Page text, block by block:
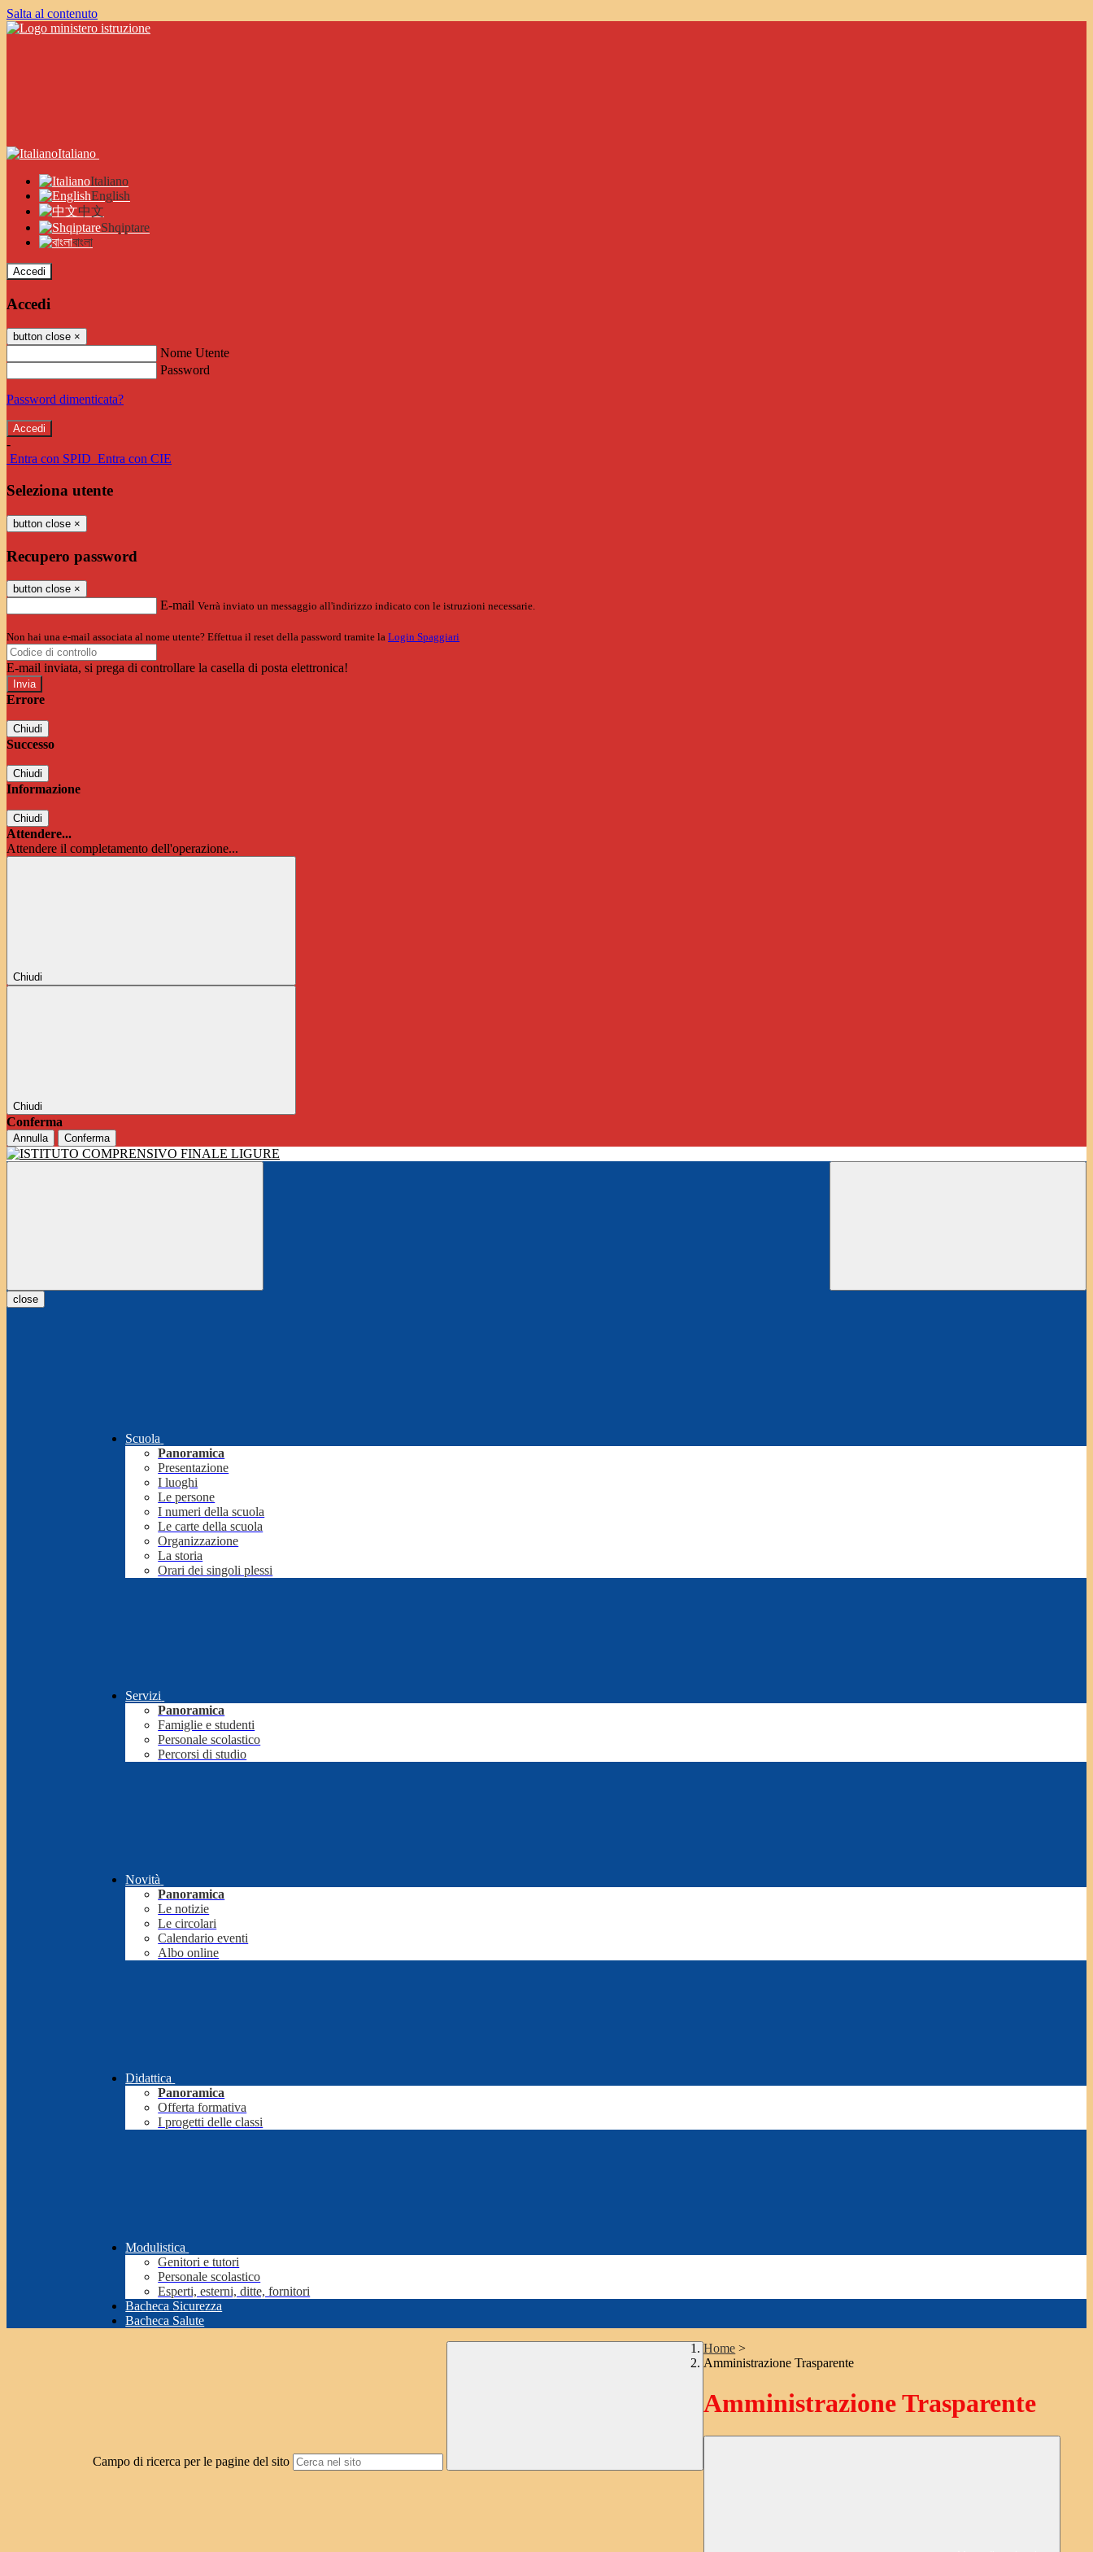
Salta al contenuto
Italiano
Italiano
English
中文
Shqiptare
বাংলা
Accedi
Accedi
button close ×
Nome Utente
Password
Password dimenticata?
-
Entra con SPID Entra con CIE
Seleziona utente
button close ×
Recupero password
button close ×
E-mail Verrà inviato un messaggio all'indirizzo indicato con le istruzioni necessarie.
Non hai una e-mail associata al nome utente? Effettua il reset della password tramite la Login Spaggiari
E-mail inviata, si prega di controllare la casella di posta elettronica!
Errore
Chiudi
Successo
Chiudi
Informazione
Chiudi
Attendere...
Attendere il completamento dell'operazione...
Chiudi
Chiudi
Conferma
Annulla Conferma
close
Scuola
Panoramica
Presentazione
I luoghi
Le persone
I numeri della scuola
Le carte della scuola
Organizzazione
La storia
Orari dei singoli plessi
Servizi
Panoramica
Famiglie e studenti
Personale scolastico
Percorsi di studio
Novità
Panoramica
Le notizie
Le circolari
Calendario eventi
Albo online
Didattica
Panoramica
Offerta formativa
I progetti delle classi
Modulistica
Genitori e tutori
Personale scolastico
Esperti, esterni, ditte, fornitori
Bacheca Sicurezza
Bacheca Salute
Campo di ricerca per le pagine del sito
Home >
Amministrazione Trasparente
Amministrazione Trasparente